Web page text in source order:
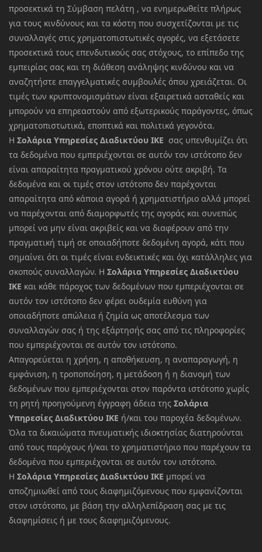
προσεκτικά τη Σύμβαση πελάτη , να ενημερωθείτε πλήρως
για τους κινδύνους και τα κόστη που συσχετίζονται με τις
συναλλαγές στις χρηματοπιστωτικές αγορές, να εξετάσετε
προσεκτικά τους επενδυτικούς σας στόχους, το επίπεδο της
εμπειρίας σας και τη διάθεση ανάληψης κινδύνου και να
αναζητήστε επαγγελματικές συμβουλές όπου χρειάζεται. Οι
τιμές των κρυπτονομισμάτων είναι εξαιρετικά ασταθείς και
μπορούν να επηρεαστούν από εξωτερικούς παράγοντες, όπως
χρηματοπιστωτικά, εποπτικά και πολιτικά γεγονότα.
Η Σολάρια Υπηρεσίες Διαδικτύου ΙΚΕ σας υπενθυμίζει ότι
τα δεδομένα που εμπεριέχονται σε αυτόν τον ιστότοπο δεν
είναι απαραίτητα πραγματικού χρόνου ούτε ακριβή. Τα
δεδομένα και οι τιμές στον ιστότοπο δεν παρέχονται
απαραίτητα από κάποια αγορά ή χρηματιστήριο αλλά μπορεί
να παρέχονται από διαμορφωτές της αγοράς και συνεπώς
μπορεί να μην είναι ακριβείς και να διαφέρουν από την
πραγματική τιμή σε οποιαδήποτε δεδομένη αγορά, κάτι που
σημαίνει ότι οι τιμές είναι ενδεικτικές και όχι κατάλληλες για
σκοπούς συναλλαγών. Η Σολάρια Υπηρεσίες Διαδικτύου
ΙΚΕ και κάθε πάροχος των δεδομένων που εμπεριέχονται σε
αυτόν τον ιστότοπο δεν φέρει ουδεμία ευθύνη για
οποιαδήποτε απώλεια ή ζημία ως αποτέλεσμα των
συναλλαγών σας ή της εξάρτησής σας από τις πληροφορίες
που εμπεριέχονται σε αυτόν τον ιστότοπο.
Απαγορεύεται η χρήση, η αποθήκευση, η αναπαραγωγή, η
εμφάνιση, η τροποποίηση, η μετάδοση ή η διανομή των
δεδομένων που εμπεριέχονται στον παρόντα ιστότοπο χωρίς
τη ρητή προηγούμενη έγγραφη άδεια της Σολάρια
Υπηρεσίες Διαδικτύου ΙΚΕ ή/και του παροχέα δεδομένων.
Όλα τα δικαιώματα πνευματικής ιδιοκτησίας διατηρούνται
από τους παρόχους ή/και το χρηματιστήριο που παρέχουν τα
δεδομένα που εμπεριέχονται σε αυτόν τον ιστότοπο.
Η Σολάρια Υπηρεσίες Διαδικτύου ΙΚΕ μπορεί να
αποζημιωθεί από τους διαφημιζόμενους που εμφανίζονται
στον ιστότοπο, με βάση την αλληλεπίδραση σας με τις
διαφημίσεις ή με τους διαφημιζόμενους.